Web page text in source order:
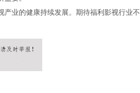
业的健康持续发展。期待福利影视行业不